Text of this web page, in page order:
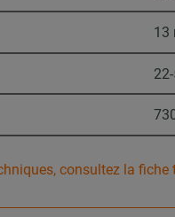
13
consultez la fiche